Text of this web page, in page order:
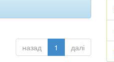
назад 1 далі